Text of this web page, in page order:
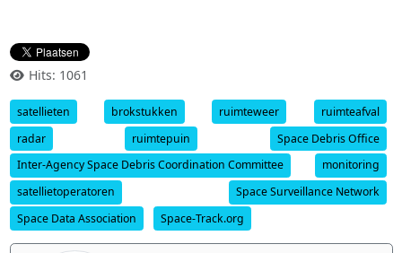
Hits: 1061
satellieten brokstukken ruimteweer
ruimteafval
radar
ruimtepuin
Space Debris Office
Inter-Agency Space Debris Coordination Committee
monitoring
satellietoperatoren
Space Surveillance Network
Space Data Association
Space-Track.org